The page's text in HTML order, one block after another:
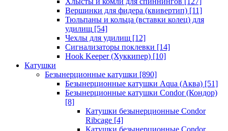
Вершинки для фидера (квивертип) [11]
Тюльпаны и кольца (вставки колец) для
удилищ [54]
Чехлы для удилищ [12]
Сигнализаторы поклевки [14]
Hook Keeper (Хуккипер) [10]
Катушки
Безынерционные катушки [890]
Безынерционные катушки Aqua (Аква) [51]
Безынерционные катушки Condor (Кондор)
[8]
Катушки безынерционные Condor
Ribcage [4]